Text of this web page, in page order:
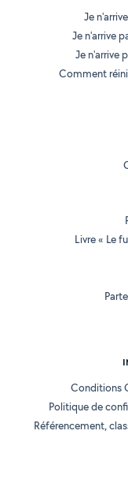
Je
Je n'arrive
Je n'arrive
Comment
Livre « Le
Conditions
Politique de
Référencement,